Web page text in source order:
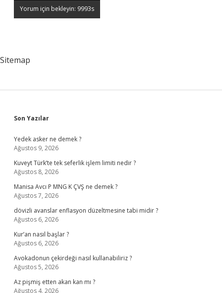
Sitemap
Sidebar
Son Yazılar
Yedek asker ne demek ?
Ağustos 9, 2026
Kuveyt Türk’te tek seferlik işlem limiti nedir ?
Ağustos 8, 2026
Manisa Avcı P MNG K ÇVŞ ne demek ?
Ağustos 7, 2026
dövizli avanslar enflasyon düzeltmesine tabi midir ?
Ağustos 6, 2026
Kur’an nasıl başlar ?
Ağustos 6, 2026
Avokadonun çekirdeği nasıl kullanabiliriz ?
Ağustos 5, 2026
Az pişmiş etten akan kan mı ?
Ağustos 4, 2026